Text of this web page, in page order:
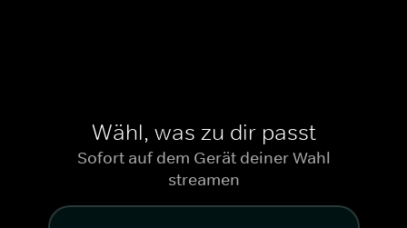
Wähl, was zu dir passt
Sofort auf dem Gerät deiner Wahl
streamen